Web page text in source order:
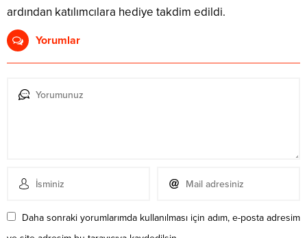
ardından katılımcılara hediye takdim edildi.
Yorumlar
Daha sonraki yorumlarımda kullanılması için adım, e-posta adresim